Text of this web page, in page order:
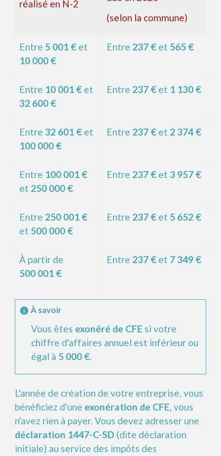
réalisé en N-2
(selon la commune)
Entre 5 001 € et
10 000 €
Entre 237 € et 565 €
Entre 10 001 € et
32 600 €
Entre 237 € et 1 130 €
Entre 32 601 € et
100 000 €
Entre 237 € et 2 374 €
Entre 100 001 €
et 250 000 €
Entre 237 € et 3 957 €
Entre 250 001 €
et 500 000 €
Entre 237 € et 5 652 €
À partir de
500 001 €
Entre 237 € et 7 349 €
info À savoir
Vous êtes exonéré de CFE si votre
chiffre d'affaires annuel est inférieur ou
égal à 5 000 €.
L'année de création de votre entreprise, vous
bénéficiez d'une exonération de CFE, vous
n'avez rien à payer. Vous devez adresser une
déclaration 1447-C-SD (dite déclaration
initiale) au service des impôts des